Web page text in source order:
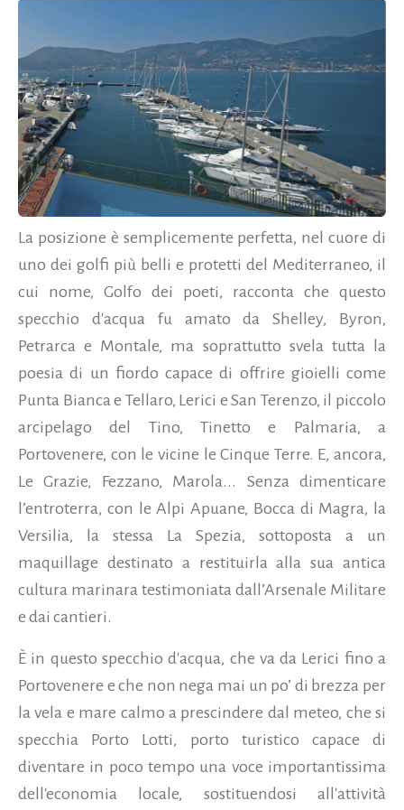
La posizione è semplicemente perfetta, nel cuore di
uno dei golfi più belli e protetti del Mediterraneo, il
cui nome, Golfo dei poeti, racconta che questo
specchio d'acqua fu amato da Shelley, Byron,
Petrarca e Montale, ma soprattutto svela tutta la
poesia di un fiordo capace di offrire gioielli come
Punta Bianca e Tellaro, Lerici e San Terenzo, il piccolo
arcipelago del Tino, Tinetto e Palmaria, a
Portovenere, con le vicine le Cinque Terre. E, ancora,
Le Grazie, Fezzano, Marola... Senza dimenticare
l’entroterra, con le Alpi Apuane, Bocca di Magra, la
Versilia, la stessa La Spezia, sottoposta a un
maquillage destinato a restituirla alla sua antica
cultura marinara testimoniata dall’Arsenale Militare
e dai cantieri.
È in questo specchio d'acqua, che va da Lerici fino a
Portovenere e che non nega mai un po’ di brezza per
la vela e mare calmo a prescindere dal meteo, che si
specchia Porto Lotti, porto turistico capace di
diventare in poco tempo una voce importantissima
dell'economia locale, sostituendosi all'attività